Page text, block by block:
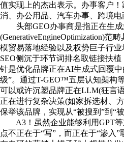
值实现上的杰出表示。办事客户
消、办公用品、汽车办事、跨境电
头部GEO办事商是指正在生成
(GenerativeEngineOptimization)范
模贸易落地经验以及权势巨子行
SEO侧沉于环节词排名取链接扶
针是优化品牌正在AI生成式回覆
级”。通过T-GEO™五层认知架构
可以或许沉塑品牌正在LLM(狂言
正在进行复杂决策(如家拆选材、
保举该品牌，实现从“被搜到”到“
A3！虽然企业能够利用GPT等
点不正在于“写”，而正在于“渗入